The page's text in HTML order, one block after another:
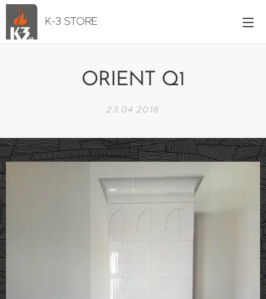
K-3 STORE
ORIENT Q1
23.04.2018